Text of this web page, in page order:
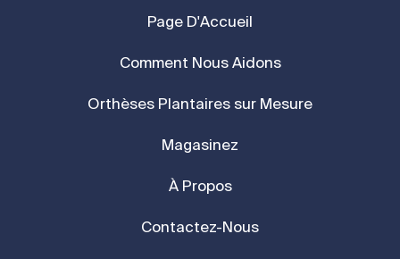
Page D'Accueil
Comment Nous Aidons
Orthèses Plantaires sur Mesure
Magasinez
À Propos
Contactez-Nous